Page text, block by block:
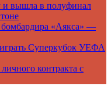
и вышла в полуфинал
«Аякса» —
Суперкубок УЕФА
контракта с